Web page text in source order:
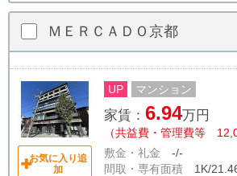
ＭＥＲＣＡＤＯ京都
お気に入り追
加
UP マンション
家賃： 6.94万円
（共益費・管理費等
敷金・礼金 -/-
間取・専有面積 1K/